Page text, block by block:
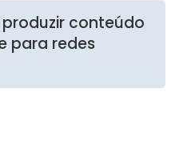
conteúdo
para redes